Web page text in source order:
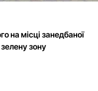
на місці занедбаної
зону